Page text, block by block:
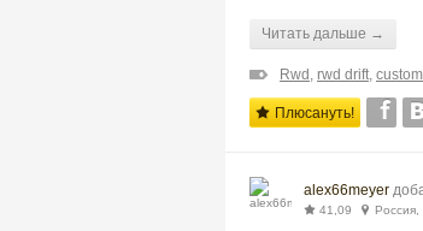
Читать дальше →
Rwd , rwd drift, custom
Плюсануть!
alex66meyer
41,09 Россия,